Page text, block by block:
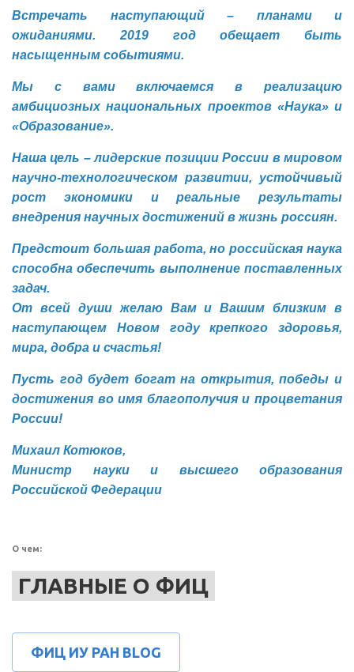
Встречать наступающий – планами и
ожиданиями. 2019 год обещает быть
насыщенным событиями.
Мы с вами включаемся в реализацию
амбициозных национальных проектов «Наука» и
«Образование».
Наша цель – лидерские позиции России в мировом
научно-технологическом развитии, устойчивый
рост экономики и реальные результаты
внедрения научных достижений в жизнь россиян.
Предстоит большая работа, но российская наука
способна обеспечить выполнение поставленных
задач.
От всей души желаю Вам и Вашим близким в
наступающем Новом году крепкого здоровья,
мира, добра и счастья!
Пусть год будет богат на открытия, победы и
достижения во имя благополучия и процветания
России!
Михаил Котюков,
Министр науки и высшего образования
Российской Федерации
О чем:
ГЛАВНЫЕ О ФИЦ
ФИЦ ИУ РАН BLOG